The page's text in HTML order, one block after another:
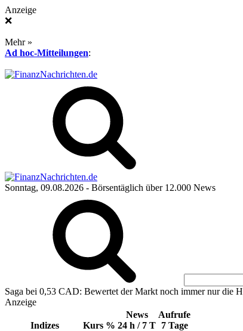
Anzeige
❌
Mehr »
Ad hoc-Mitteilungen:
Sonntag, 09.08.2026 - Börsentäglich über 12.000 News
Saga bei 0,53 CAD: Bewertet der Markt noch immer nur die
Anzeige
Indizes Kurs %
News
24 h / 7 T
Aufrufe
7 Tage